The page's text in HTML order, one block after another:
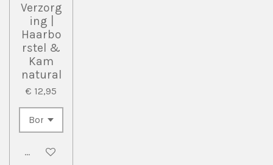
Verzorg
ing |
Haarbo
rstel &
Kam
natural
€ 12,95
Bekijk details